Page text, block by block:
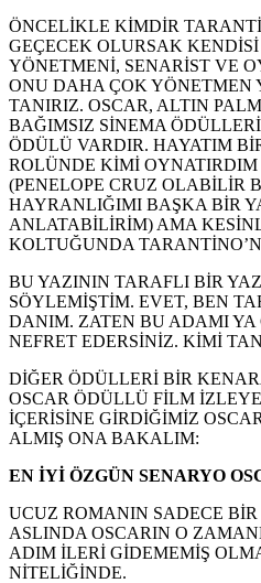
ÖNCELİKLE KİMDİR
GEÇECEK OLURSAK
YÖNETMENİ, SENARİST VE
ONU DAHA ÇOK YÖNETMEN
TANIRIZ. OSCAR, ALTIN
BAĞIMSIZ SİNEMA
ÖDÜLÜ VARDIR. HAYATIM
ROLÜNDE KİMİ
(PENELOPE CRUZ OLABİLİR
HAYRANLIĞIMI BAŞKA BİR
ANLATABİLİRİM) AMA
KOLTUĞUNDA
BU YAZININ TARAFLI BİR
SÖYLEMİŞTİM. EVET, BEN
DANIM. ZATEN BU ADAMI YA
NEFRET EDERSİNİZ. KİMİ
DİĞER ÖDÜLLERİ BİR
OSCAR ÖDÜLLÜ FİLM
İÇERİSİNE GİRDİĞİMİZ
ALMIŞ ONA BAKALIM:
EN İYİ ÖZGÜN SENARYO
UCUZ ROMANIN SADECE
ASLINDA OSCARIN O
ADIM İLERİ GİDEMEMİŞ
NİTELİĞİNDE.